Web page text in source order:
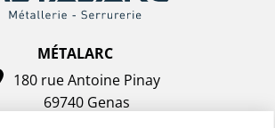
MÉTALARC
180 rue Antoine Pinay
69740 Genas